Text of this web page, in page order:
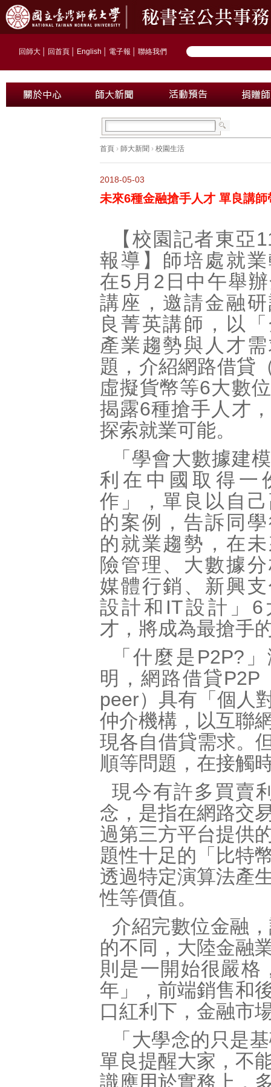
回師大 回首頁 English 電子報 聯絡我們
首頁 › 師大新聞 › 校園生活
2018-05-03
未來6種金融搶手人才 單良講師
【校園記者東亞
報導】師培處就
在5月2日中午舉
講座，邀請金融
良菁英講師，以
產業趨勢與人才
題，介紹網路借貸
虛擬貨幣等6大數
揭露6種搶手人才
探索就業可能。
「學會大數據建
利在中國取得一
作」，單良以自
的案例，告訴同
的就業趨勢，在
險管理、大數據
媒體行銷、新興
設計和IT設計」6
才，將成為最搶手
「什麼是P2P?
明，網路借貸P2P
peer）具有「個人
仲介機構，以互聯
現各自借貸需求。
順等問題，在接觸
現今有許多買賣
念，是指在網路交
過第三方平台提供
題性十足的「比特
透過特定演算法產
性等價值。
介紹完數位金融
的不同，大陸金融
則是一開始很嚴格
年」，前端銷售和
口紅利下，金融市
「大學念的只是
單良提醒大家，不
識應用於實務上，